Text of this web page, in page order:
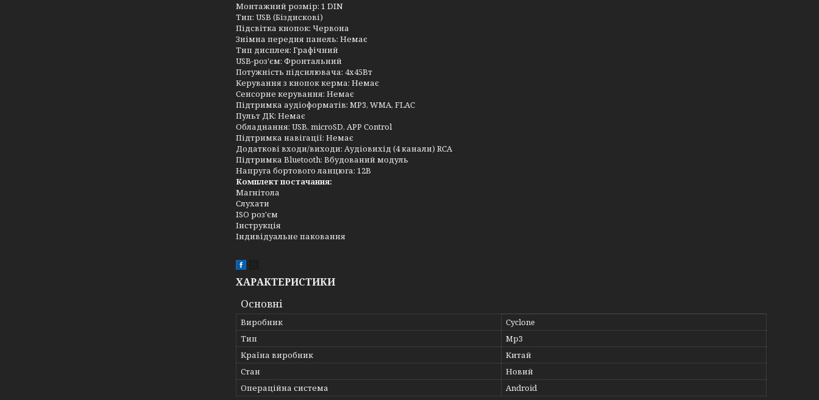
Монтажний розмір: 1 DIN
Тип: USB (Біздискові)
Підсвітка кнопок: Червона
Знімна передня панель: Немає
Тип дисплея: Графічний
USB-роз'єм: Фронтальний
Потужність підсилювача: 4х45Вт
Керування з кнопок керма: Немає
Сенсорне керування: Немає
Підтримка аудіоформатів: MP3, WMA, FLAC
Пульт ДК: Немає
Обладнання: USB, microSD, APP Control
Підтримка навігації: Немає
Додаткові входи/виходи: Аудіовихід (4 канали) RCA
Підтримка Bluetooth: Вбудований модуль
Напруга бортового ланцюга: 12В
Комплект постачання:
Магнітола
Слухати
ISO роз'єм
Інструкція
Індивідуальне паковання
ХАРАКТЕРИСТИКИ
Основні
Виробник
Cyclone
Тип
Mp3
Країна виробник
Китай
Стан
Новий
Операційна система
Android